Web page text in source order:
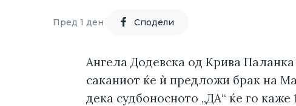
Пред 1 ден Cподели
Ангела Додевска од Крива
саканиот ќе ѝ предложи брак на
дека судбоносното „ДА“ ќе го